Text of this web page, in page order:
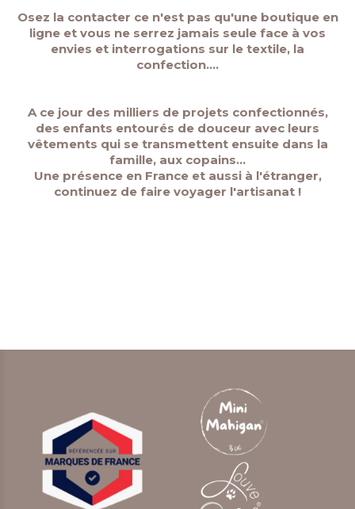
Osez la contacter ce n'est pas qu'une boutique en
ligne et vous ne serrez jamais seule face à vos
envies et interrogations sur le textile, la
confection....
A ce jour des milliers de projets confectionnés,
des enfants entourés de douceur avec leurs
vêtements qui se transmettent ensuite dans la
famille, aux copains...
Une présence en France et aussi à l'étranger,
continuez de faire voyager l'artisanat !